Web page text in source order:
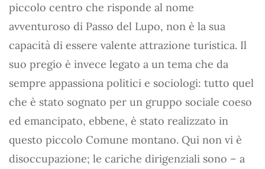
piccolo centro che risponde al nome
avventuroso di Passo del Lupo, non è la sua
capacità di essere valente attrazione turistica. Il
suo pregio è invece legato a un tema che da
sempre appassiona politici e sociologi: tutto quel
che è stato sognato per un gruppo sociale coeso
ed emancipato, ebbene, è stato realizzato in
questo piccolo Comune montano. Qui non vi è
disoccupazione; le cariche dirigenziali sono – a